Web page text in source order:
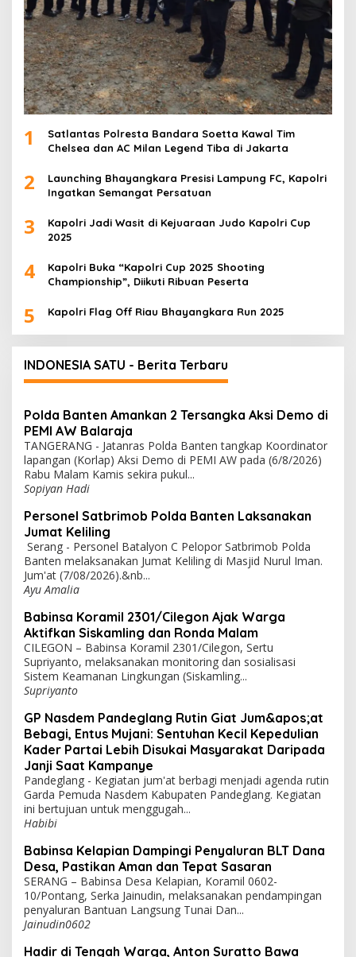
1
Satlantas Polresta Bandara Soetta Kawal Tim
Chelsea dan AC Milan Legend Tiba di Jakarta
2
Launching Bhayangkara Presisi Lampung FC, Kapolri
Ingatkan Semangat Persatuan
3
Kapolri Jadi Wasit di Kejuaraan Judo Kapolri Cup
2025
4
Kapolri Buka “Kapolri Cup 2025 Shooting
Championship”, Diikuti Ribuan Peserta
5 Kapolri Flag Off Riau Bhayangkara Run 2025
INDONESIA SATU - Berita Terbaru
Polda Banten Amankan 2 Tersangka Aksi Demo di
PEMI AW Balaraja
TANGERANG - Jatanras Polda Banten tangkap Koordinator
lapangan (Korlap) Aksi Demo di PEMI AW pada (6/8/2026)
Rabu Malam Kamis sekira pukul...
Sopiyan Hadi
Personel Satbrimob Polda Banten Laksanakan
Jumat Keliling
Serang - Personel Batalyon C Pelopor Satbrimob Polda
Banten melaksanakan Jumat Keliling di Masjid Nurul Iman.
Jum'at (7/08/2026).&nb...
Ayu Amalia
Babinsa Koramil 2301/Cilegon Ajak Warga
Aktifkan Siskamling dan Ronda Malam
CILEGON – Babinsa Koramil 2301/Cilegon, Sertu
Supriyanto, melaksanakan monitoring dan sosialisasi
Sistem Keamanan Lingkungan (Siskamling...
Supriyanto
GP Nasdem Pandeglang Rutin Giat Jum&apos;at
Bebagi, Entus Mujani: Sentuhan Kecil Kepedulian
Kader Partai Lebih Disukai Masyarakat Daripada
Janji Saat Kampanye
Pandeglang - Kegiatan jum'at berbagi menjadi agenda rutin
Garda Pemuda Nasdem Kabupaten Pandeglang. Kegiatan
ini bertujuan untuk menggugah...
Habibi
Babinsa Kelapian Dampingi Penyaluran BLT Dana
Desa, Pastikan Aman dan Tepat Sasaran
SERANG – Babinsa Desa Kelapian, Koramil 0602-
10/Pontang, Serka Jainudin, melaksanakan pendampingan
penyaluran Bantuan Langsung Tunai Dan...
Jainudin0602
Hadir di Tengah Warga, Anton Suratto Bawa